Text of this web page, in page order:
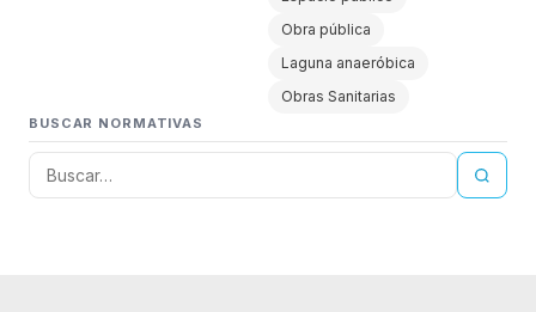
Obra pública
Laguna anaeróbica
Obras Sanitarias
BUSCAR NORMATIVAS